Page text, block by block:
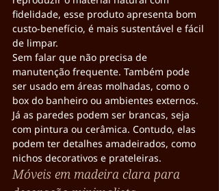
fidelidade, esse produto apresenta bom
custo-benefício, é mais sustentável e fácil
de limpar.
Sem falar que não precisa de
manutenção frequente. Também pode
ser usado em áreas molhadas, como o
box do banheiro ou ambientes externos.
Já as paredes podem ser brancas, seja
com pintura ou cerâmica. Contudo, elas
podem ter detalhes amadeirados, como
nichos decorativos e prateleiras.
Móveis em madeira clara para